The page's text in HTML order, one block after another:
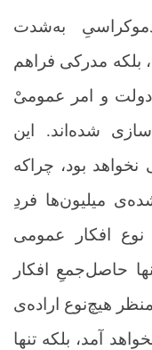
به‌شدت
بلکه مدرکی فراهم
دولت و امر عمومیْ
شده‌اند. این
بود، چراکه
میلیون‌ها فردِ
افکار عمومی
حاصل‌جمعِ افکار
هیچ‌نوع اراده‌ی
آمد، بلکه تنها